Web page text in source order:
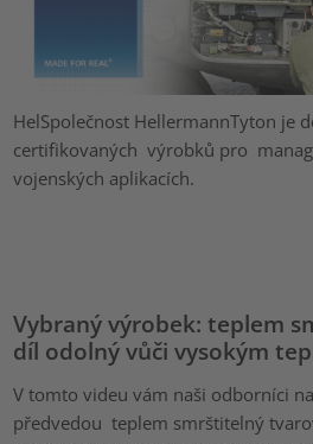
HelSpolečnost HellermannTyton je
certifikovaných výrobků pro
vojenských aplikacích.
Vybraný výrobek: teplem
díl odolný vůči vysokým
V tomto videu vám naši odborníci
předvedou teplem smrštitelný